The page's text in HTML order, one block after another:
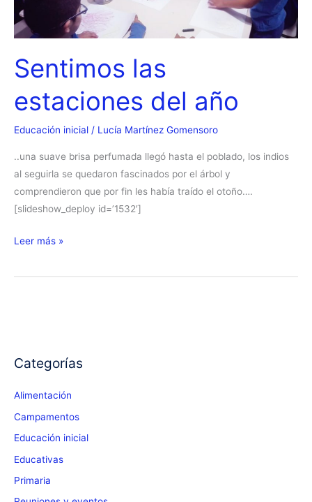
Sentimos las
estaciones del año
Educación inicial / Lucía Martínez Gomensoro
..una suave brisa perfumada llegó hasta el poblado, los indios
al seguirla se quedaron fascinados por el árbol y
comprendieron que por fin les había traído el otoño….
[slideshow_deploy id=’1532′]
Sentimos
estaciones
Leer más »
Categorías
Alimentación
Campamentos
Educación inicial
Educativas
Primaria